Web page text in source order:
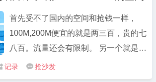
拿钱办事，反观历史长河，还是 ...
首先受不了国内的空间和抢钱一样，
100M,200M便宜的就是两三百，贵的七
八百。流量还会有限制。 另一个就是要
备案，备案等过20天，最后来个不知道
啥原因不符合，退回，再等20天。而且
记录  抢沙发